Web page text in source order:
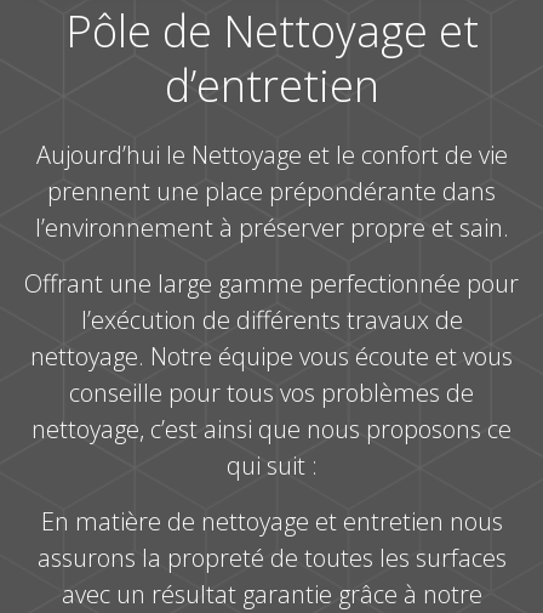
Pôle de Nettoyage et
d’entretien
Aujourd’hui le Nettoyage et le confort de vie
prennent une place prépondérante dans
l’environnement à préserver propre et sain.
Offrant une large gamme perfectionnée pour
l’exécution de différents travaux de
nettoyage. Notre équipe vous écoute et vous
conseille pour tous vos problèmes de
nettoyage, c’est ainsi que nous proposons ce
qui suit :
En matière de nettoyage et entretien nous
assurons la propreté de toutes les surfaces
avec un résultat garantie grâce à notre